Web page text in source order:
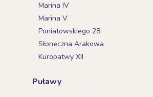
Marina IV
Marina V
Poniatowskiego 28
Słoneczna Arakowa
Kuropatwy XII
Puławy